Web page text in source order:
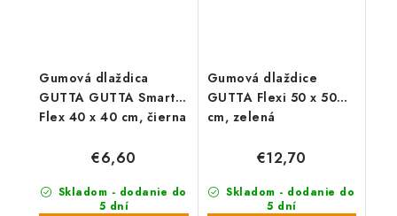
Gumová dlaždica
GUTTA GUTTA Smart
Flex 40 x 40 cm, čierna
Skladom - dodanie do
5 dní
€6,60
Gumová dlaždice
GUTTA Flexi 50 x 50
cm, zelená
Skladom - dodanie do
5 dní
€12,70